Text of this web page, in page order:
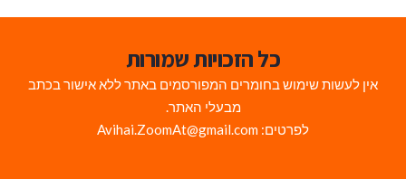
כל הזכויות שמורות
אין לעשות שימוש בחומרים המפורסמים באתר ללא אישור בכתב
מבעלי האתר.
לפרטים: Avihai.ZoomAt@gmail.com